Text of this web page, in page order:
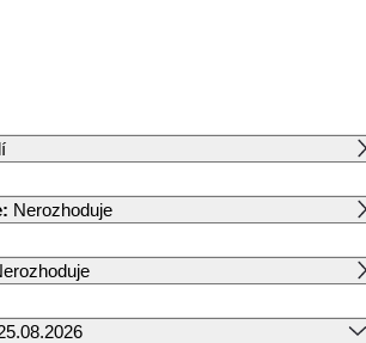
: Nerozhoduje